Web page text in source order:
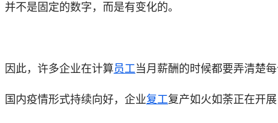
并不是固定的数字，而是有变化的。
因此，许多企业在计算员工当月薪酬的时候都要弄清楚
国内疫情形式持续向好，企业复工复产如火如荼正在开